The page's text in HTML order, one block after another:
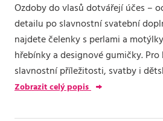
Ozdoby do vlasů dotvářejí účes –
detailu po slavnostní svatební
najdete čelenky s perlami a
hřebínky a designové gumičky.
slavnostní příležitosti, svatby i
Zobrazit celý popis